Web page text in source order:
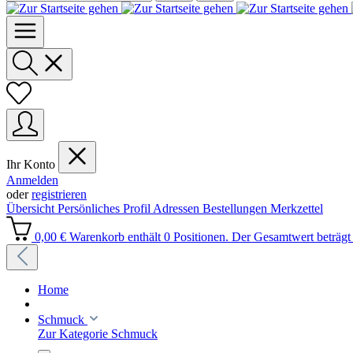
Ihr Konto
Anmelden
oderregistrieren
Übersicht Persönliches Profil Adressen Bestellungen Merkzettel
0,00 € Warenkorb enthält 0 Positionen. Der Gesamtwert
Home
Schmuck
Zur Kategorie Schmuck